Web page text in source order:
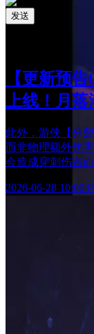
发送
【更新预
上线！月落
此外，游侠【分
而非物理额外伤
会造成穿刺伤害
2026-06-28 10:004